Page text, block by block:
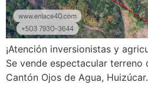
¡Atención inversionistas y
Se vende espectacular
Cantón Ojos de Agua, Huizúcar.